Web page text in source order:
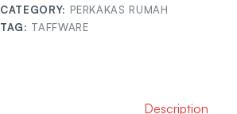
CATEGORY: PERKAKAS RUMAH
TAG: TAFFWARE
Description